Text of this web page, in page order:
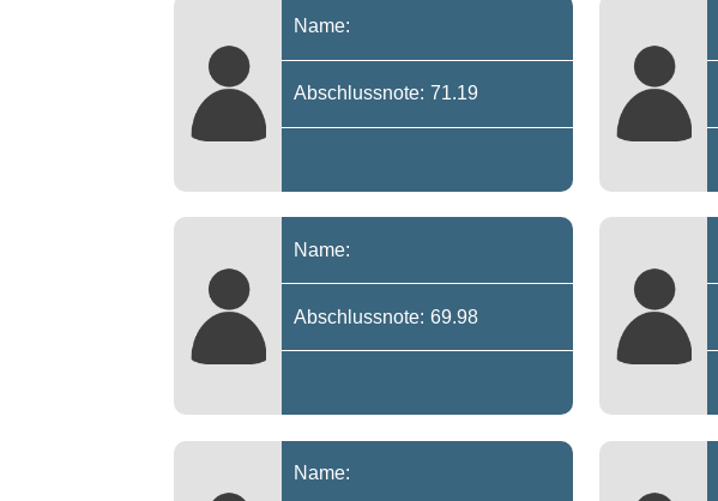
Name:
Abschlussnote: 71.19
Name:
Abschlussnote: 69.98
Name: